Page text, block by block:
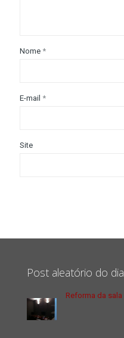
Nome *
E-mail *
Site
Post aleatório do dia
Reforma da sala